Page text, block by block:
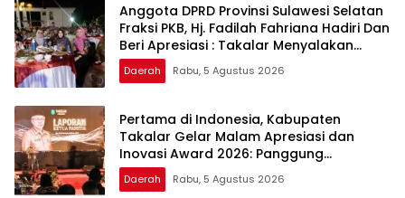
Anggota DPRD Provinsi Sulawesi Selatan
Fraksi PKB, Hj. Fadilah Fahriana Hadiri Dan
Beri Apresiasi : Takalar Menyalakan
Lentera Pengabdian Melalui Malam
Apresiasi dan Inovasi Award 2026
Daerah Rabu, 5 Agustus 2026
Pertama di Indonesia, Kabupaten
Takalar Gelar Malam Apresiasi dan
Inovasi Award 2026: Panggung
Penghargaan bagi Pelayan Publik
Berprestasi
Daerah Rabu, 5 Agustus 2026